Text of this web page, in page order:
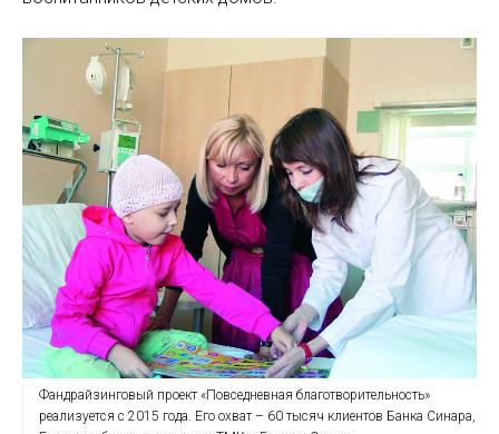
Фандрайзинговый проект «Повседневная благотворительность»
реализуется с 2015 года. Его охват – 60 тысяч клиентов Банка Синара,